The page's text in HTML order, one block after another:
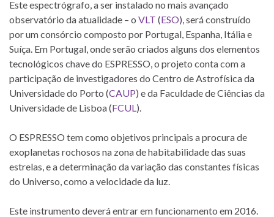
Este espectrógrafo, a ser instalado no mais avançado
observatório da atualidade – o VLT (ESO), será construído
por um consórcio composto por Portugal, Espanha, Itália e
Suíça. Em Portugal, onde serão criados alguns dos elementos
tecnológicos chave do ESPRESSO, o projeto conta com a
participação de investigadores do Centro de Astrofísica da
Universidade do Porto (CAUP) e da Faculdade de Ciências da
Universidade de Lisboa (FCUL).
O ESPRESSO tem como objetivos principais a procura de
exoplanetas rochosos na zona de habitabilidade das suas
estrelas, e a determinação da variação das constantes físicas
do Universo, como a velocidade da luz.
Este instrumento deverá entrar em funcionamento em 2016.